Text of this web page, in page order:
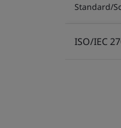
Standard/
ISO/IEC